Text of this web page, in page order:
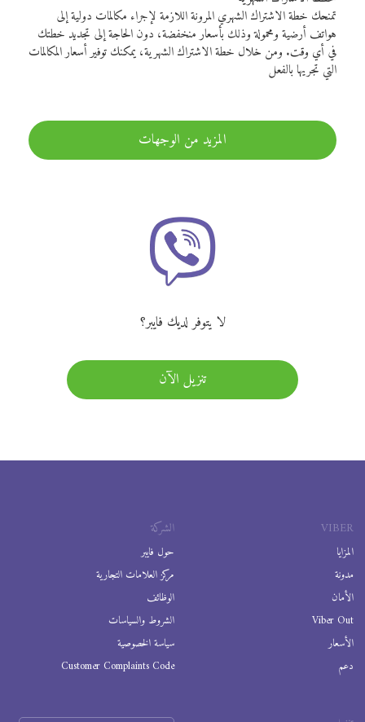
تمنحك خطة الاشتراك الشهري المرونة اللازمة لإجراء مكالمات دولية إلى
هواتف أرضية ومحمولة وذلك بأسعار منخفضة، دون الحاجة إلى تجديد خطتك
في أي وقت. ومن خلال خطة الاشتراك الشهرية، يمكنك توفير أسعار المكالمات
التي تجريها بالفعل
المزيد من الوجهات
لا يتوفر لديك فايبر؟
تنزيل الآن
VIBER
المزايا
مدونة
الأمان
Viber Out
الأسعار
دعم
الشركة
حول فايبر
مركز العلامات التجارية
الوظائف
الشروط والسياسات
سياسة الخصوصية
Customer Complaints Code